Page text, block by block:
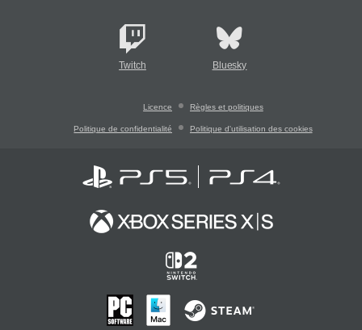
Twitch Bluesky
Licence Règles et politiques
Politique de confidentialité Politique d'utilisation des cookies